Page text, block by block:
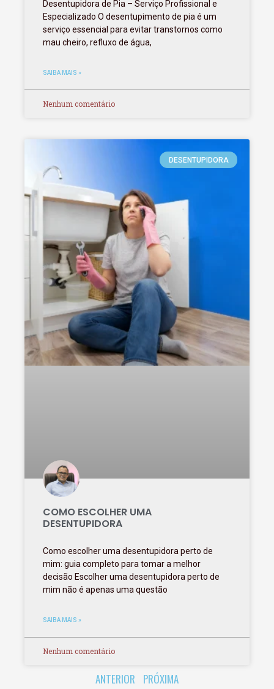
Desentupidora de Pia – Serviço Profissional e
Especializado O desentupimento de pia é um
serviço essencial para evitar transtornos como
mau cheiro, refluxo de água,
SAIBA MAIS »
Nenhum comentário
DESENTUPIDORA
COMO ESCOLHER UMA
DESENTUPIDORA
Como escolher uma desentupidora perto de
mim: guia completo para tomar a melhor
decisão Escolher uma desentupidora perto de
mim não é apenas uma questão
SAIBA MAIS »
Nenhum comentário
ANTERIOR PRÓXIMA